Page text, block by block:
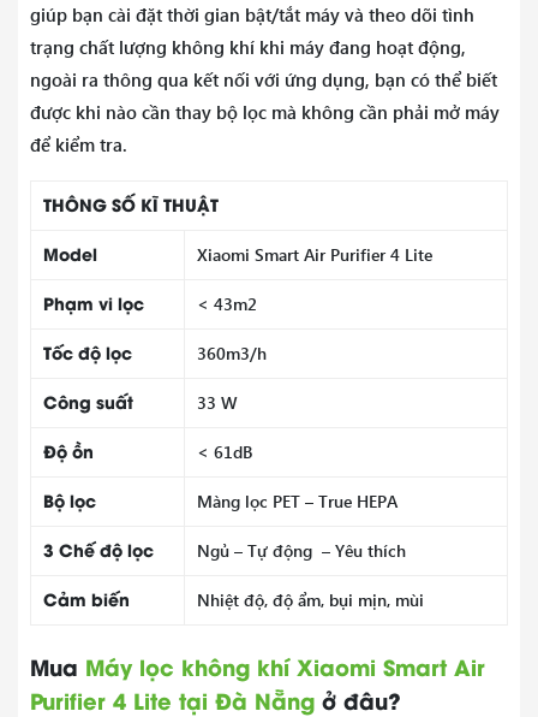
giúp bạn cài đặt thời gian bật/tắt máy và theo dõi tình
trạng chất lượng không khí khi máy đang hoạt động,
ngoài ra thông qua kết nối với ứng dụng, bạn có thể biết
được khi nào cần thay bộ lọc mà không cần phải mở máy
để kiểm tra.
THÔNG SỐ KĨ THUẬT
Model
Xiaomi Smart Air Purifier 4 Lite
Phạm vi lọc < 43m2
Tốc độ lọc 360m3/h
Công suất 33 W
Độ ồn < 61dB
Bộ lọc Màng lọc PET – True HEPA
3 Chế độ lọc Ngủ – Tự động – Yêu thích
Cảm biến Nhiệt độ, độ ẩm, bụi mịn, mùi
Mua Máy lọc không khí Xiaomi Smart Air
Purifier 4 Lite tại Đà Nẵng ở đâu?